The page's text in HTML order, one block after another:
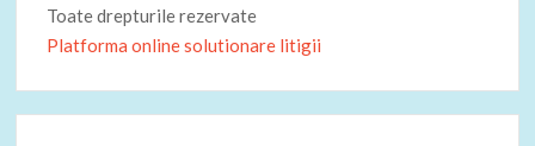
Toate drepturile rezervate
Platforma online solutionare litigii